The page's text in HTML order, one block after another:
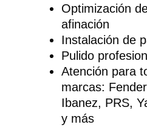
Optimización
afinación
Instalación de
Pulido
Atención para
marcas:
Ibanez, PRS,
y más